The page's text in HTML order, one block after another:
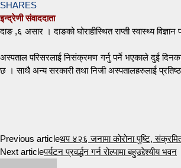
SHARES
इन्द्रेणी संवाददाता
दाङ ,६ असार । दाङको घोराहीस्थित राप्ती स्वास्थ्य
अस्पताल परिसरलाई निसंक्रमण गर्नु पर्ने भएकाले दुई
छ । साथै अन्य सरकारी तथा निजी अस्पतालहरुलाई
Previous articleथप ४२६ जनामा कोरोना पुष्टि,
Next articleपर्यटन प्रवर्द्धन गर्न रोल्पामा बहुउद्देश्यीय भवन